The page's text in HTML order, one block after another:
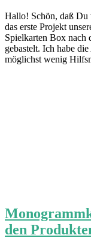
Hallo! Schön, daß Du
das erste Projekt
Spielkarten Box nach
gebastelt. Ich habe
möglichst wenig
den